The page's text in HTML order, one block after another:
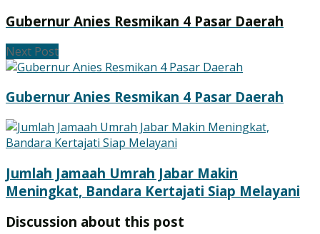
Gubernur Anies Resmikan 4 Pasar Daerah
Next Post
Gubernur Anies Resmikan 4 Pasar Daerah
Jumlah Jamaah Umrah Jabar Makin
Meningkat, Bandara Kertajati Siap Melayani
Discussion about this post